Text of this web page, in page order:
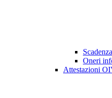
Oneri
Attestazioni